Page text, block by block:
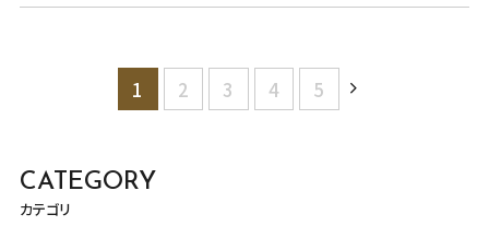
1 2 3 4 5
CATEGORY
カテゴリ